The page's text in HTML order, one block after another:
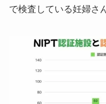
で検査している妊婦さ